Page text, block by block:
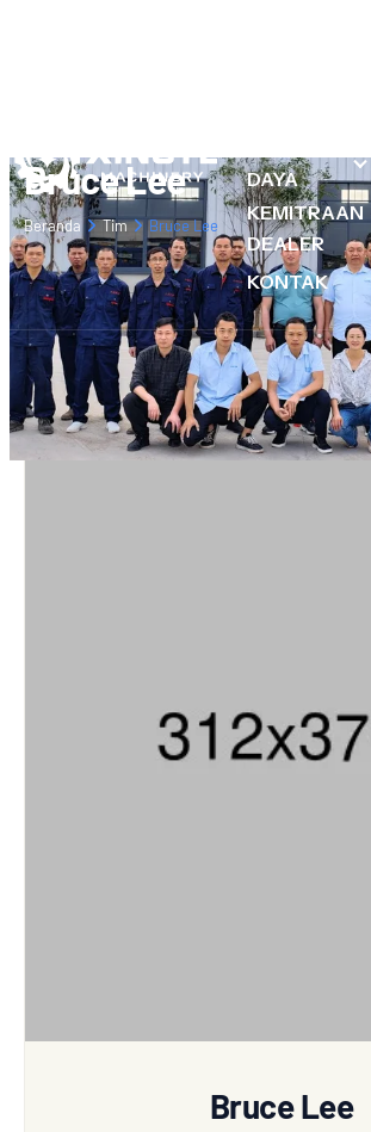
DAYA
KEMITRAAN
DEALER
KONTAK
Bruce Lee
Beranda Tim Bruce Lee
Bruce Lee